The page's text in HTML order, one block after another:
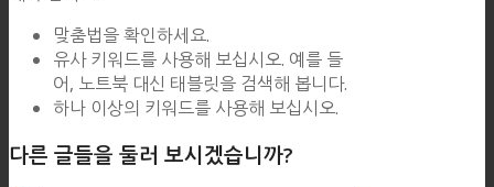
맞춤법을 확인하세요.
유사 키워드를 사용해 보십시오. 예를 들
어, 노트북 대신 태블릿을 검색해 봅니다.
하나 이상의 키워드를 사용해 보십시오.
다른 글들을 둘러 보시겠습니까?